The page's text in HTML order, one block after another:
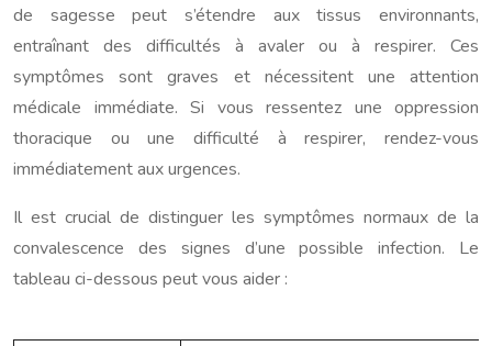
de sagesse peut s’étendre aux tissus environnants,
entraînant des difficultés à avaler ou à respirer. Ces
symptômes sont graves et nécessitent une attention
médicale immédiate. Si vous ressentez une oppression
thoracique ou une difficulté à respirer, rendez-vous
immédiatement aux urgences.
Il est crucial de distinguer les symptômes normaux de la
convalescence des signes d’une possible infection. Le
tableau ci-dessous peut vous aider :